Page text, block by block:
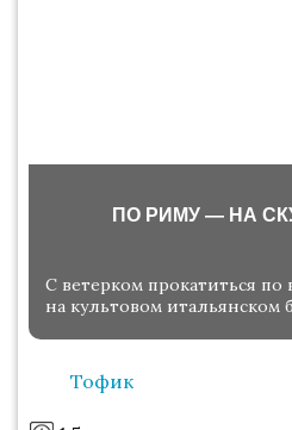
ПО РИМУ — НА
С ветерком прокатиться по
на культовом итальянском
Тофик